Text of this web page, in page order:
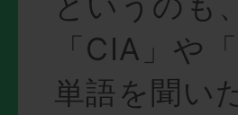
「CIA」や
単語を聞い